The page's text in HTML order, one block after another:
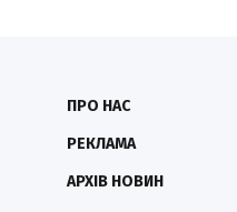
ПРО НАС
РЕКЛАМА
АРХІВ НОВИН